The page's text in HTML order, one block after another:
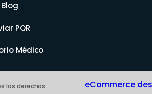
Blog
PQR
Médico
los derechos
eCommerce